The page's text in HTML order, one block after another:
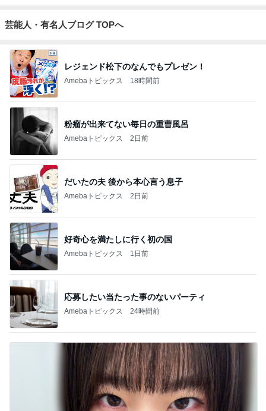
芸能人・有名人ブログ TOPへ
レジェンド松下のなんでもプレゼン！
Amebaトピックス 18時間前
粉瘤が出来てない毎日の重曹風呂
Amebaトピックス 2日前
だいたの夫 後から本心言う息子
Amebaトピックス 2日前
好奇心を満たしに行く初の国
Amebaトピックス 1日前
応募したい当たった事のないパーティ
Amebaトピックス 24時間前